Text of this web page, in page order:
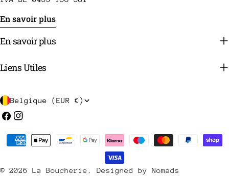
En savoir plus
En savoir plus
Liens Utiles
P
a
/
Belgique (EUR €)
Facebook
Instagram
© 2026 La Boucherie Designed by Nomads
Méthodes
payement